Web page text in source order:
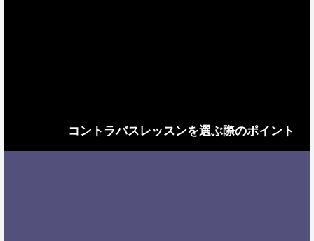
コントラバスレッスンを選ぶ際のポイント